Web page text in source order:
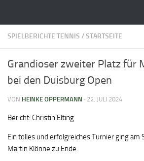
SPIELBERICHTE TENNIS /STARTSEITE
Grandioser zweiter Platz für
bei den Duisburg Open
VON HEINKE OPPERMANN · 22. JULI 2024
Bericht: Christin Elting
Ein tolles und erfolgreiches Turnier ging am
Martin Klönne zu Ende.